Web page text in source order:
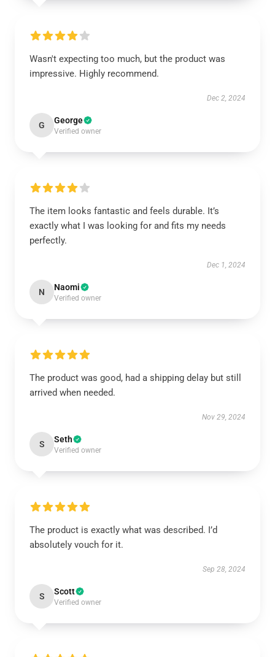
Wasn't expecting too much, but the product was
impressive. Highly recommend.
Dec 2, 2024
G George
Verified owner
The item looks fantastic and feels durable. It’s
exactly what I was looking for and fits my needs
perfectly.
Dec 1, 2024
N Naomi
Verified owner
The product was good, had a shipping delay but still
arrived when needed.
Nov 29, 2024
S Seth
Verified owner
The product is exactly what was described. I’d
absolutely vouch for it.
Sep 28, 2024
S Scott
Verified owner